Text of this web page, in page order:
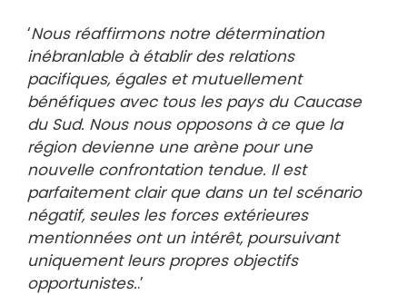
‘Nous réaffirmons notre détermination
inébranlable à établir des relations
pacifiques, égales et mutuellement
bénéfiques avec tous les pays du Caucase
du Sud. Nous nous opposons à ce que la
région devienne une arène pour une
nouvelle confrontation tendue. Il est
parfaitement clair que dans un tel scénario
négatif, seules les forces extérieures
mentionnées ont un intérêt, poursuivant
uniquement leurs propres objectifs
opportunistes..’